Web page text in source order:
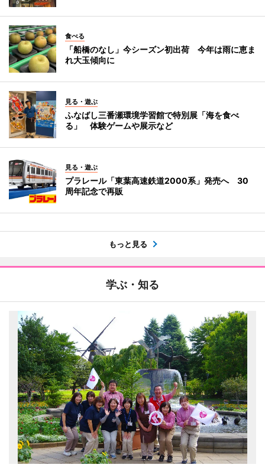
食べる
「船橋のなし」今シーズン初出荷 今年は雨に恵ま
れ大玉傾向に
見る・遊ぶ
ふなばし三番瀬環境学習館で特別展「海を食べ
る」 体験ゲームや展示など
見る・遊ぶ
プラレール「東葉高速鉄道2000系」発売へ 30
周年記念で再販
もっと見る
学ぶ・知る